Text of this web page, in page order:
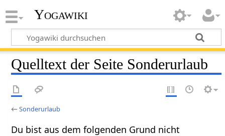
Yogawiki
Quelltext der Seite Sonderurlaub
←Sonderurlaub
Du bist aus dem folgenden Grund nicht